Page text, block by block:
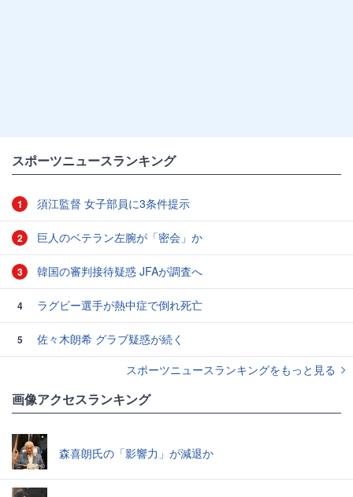
スポーツニュースランキング
1 須江監督 女子部員に3条件提示
2 巨人のベテラン左腕が「密会」か
3 韓国の審判接待疑惑 JFAが調査へ
4 ラグビー選手が熱中症で倒れ死亡
5
佐々木朗希 グラブ疑惑が続く
スポーツニュースランキングをもっと見る
画像アクセスランキング
森喜朗氏の「影響力」が減退か